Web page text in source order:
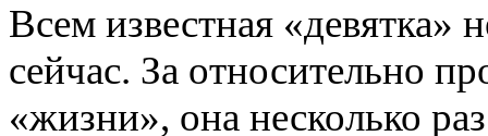
Всем известная «девятка»
сейчас. За относительно
«жизни», она несколько